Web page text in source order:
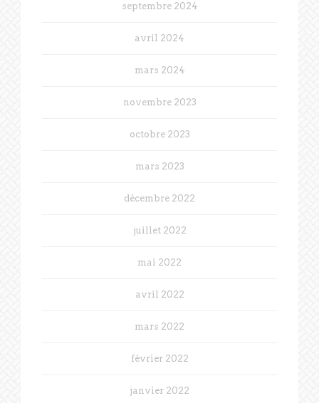
septembre 2024
avril 2024
mars 2024
novembre 2023
octobre 2023
mars 2023
décembre 2022
juillet 2022
mai 2022
avril 2022
mars 2022
février 2022
janvier 2022